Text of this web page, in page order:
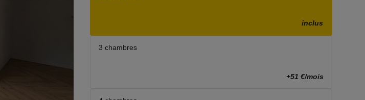
inclus
3 chambres
+51 €/mois